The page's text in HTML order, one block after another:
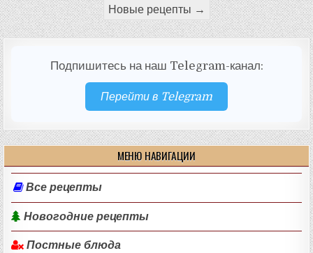
Новые рецепты →
Подпишитесь на наш Telegram-канал:
Перейти в Telegram
МЕНЮ НАВИГАЦИИ
Все рецепты
Новогодние рецепты
Постные блюда